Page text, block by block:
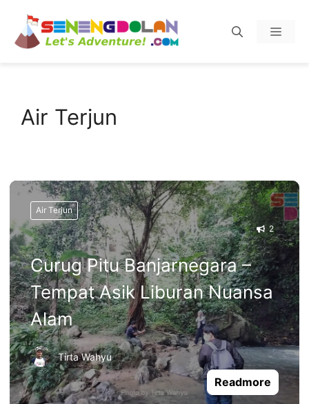
content
Menu
Air Terjun
Air Terjun
2
Curug Pitu Banjarnegara –
Tempat Asik Liburan Nuansa
Alam
Tirta Wahyu
Readmore